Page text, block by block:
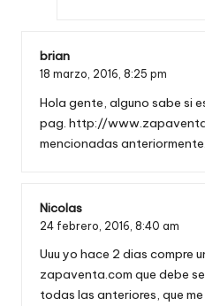
brian
18 marzo, 2016, 8:25 pm
Hola gente, alguno sabe si
pag. http://
mencionadas anteriormente.
Nicolas
24 febrero, 2016, 8:40 am
Uuu yo hace 2 dias compre
zapaventa.com que debe
todas las anteriores, que